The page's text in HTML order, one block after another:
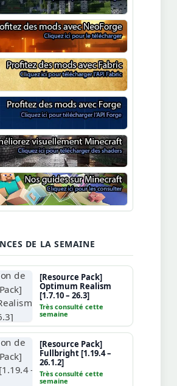
DE LA SEMAINE
[Resource Pack]
Optimum Realism
[1.7.10 – 26.3]
Très consulté cette
semaine
[Resource Pack]
Fullbright [1.19.4 –
26.1.2]
Très consulté cette
semaine